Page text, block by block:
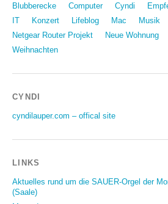
Blubberecke Computer Cyndi
IT
Konzert Lifeblog Mac
Musik
Netgear Router Projekt
Neue Wohnung
Weihnachten
CYNDI
cyndilauper.com – offical site
LINKS
Aktuelles rund um die SAUER-Orgel der
(Saale)